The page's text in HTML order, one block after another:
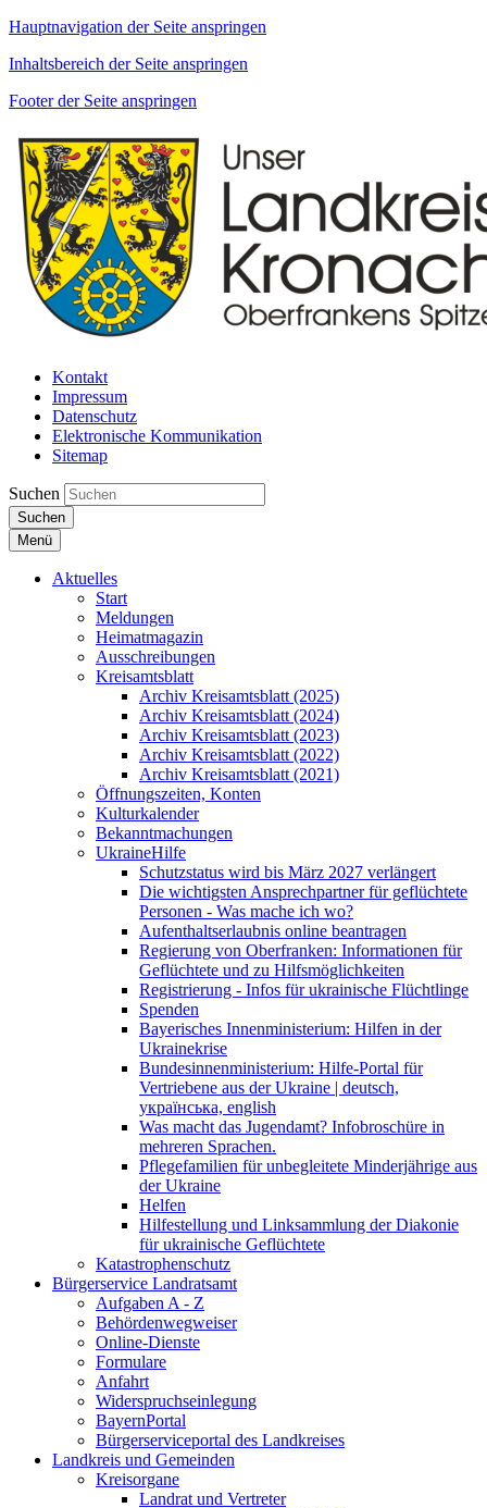
Hauptnavigation der Seite anspringen
Inhaltsbereich der Seite anspringen
Footer der Seite anspringen
Kontakt
Impressum
Datenschutz
Elektronische Kommunikation
Sitemap
Suchen
Suchen
Menü
Aktuelles
Start
Meldungen
Heimatmagazin
Ausschreibungen
Kreisamtsblatt
Archiv Kreisamtsblatt (2025)
Archiv Kreisamtsblatt (2024)
Archiv Kreisamtsblatt (2023)
Archiv Kreisamtsblatt (2022)
Archiv Kreisamtsblatt (2021)
Öffnungszeiten, Konten
Kulturkalender
Bekanntmachungen
UkraineHilfe
Schutzstatus wird bis März 2027 verlängert
Die wichtigsten Ansprechpartner für geflüchtete
Personen - Was mache ich wo?
Aufenthaltserlaubnis online beantragen
Regierung von Oberfranken: Informationen für
Geflüchtete und zu Hilfsmöglichkeiten
Registrierung - Infos für ukrainische Flüchtlinge
Spenden
Bayerisches Innenministerium: Hilfen in der
Ukrainekrise
Bundesinnenministerium: Hilfe-Portal für
Vertriebene aus der Ukraine | deutsch,
українська, english
Was macht das Jugendamt? Infobroschüre in
mehreren Sprachen.
Pflegefamilien für unbegleitete Minderjährige aus
der Ukraine
Helfen
Hilfestellung und Linksammlung der Diakonie
für ukrainische Geflüchtete
Katastrophenschutz
Bürgerservice Landratsamt
Aufgaben A - Z
Behördenwegweiser
Online-Dienste
Formulare
Anfahrt
Widerspruchseinlegung
BayernPortal
Bürgerserviceportal des Landkreises
Landkreis und Gemeinden
Kreisorgane
Landrat und Vertreter